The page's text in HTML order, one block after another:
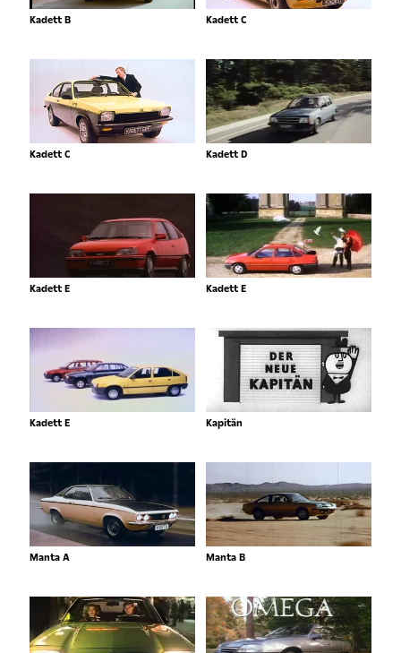
Kadett B Kadett C
Kadett C Kadett D
Kadett E Kadett E
Kadett E Kapitän
Manta A Manta B